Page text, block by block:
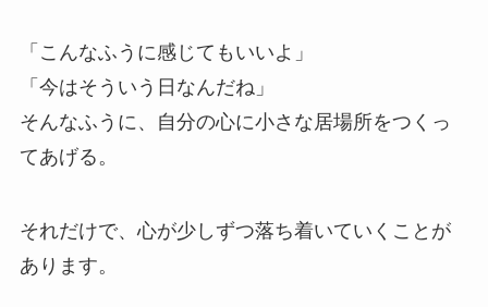
「こんなふうに感じてもいいよ」
「今はそういう日なんだね」
そんなふうに、自分の心に小さな居場所をつくっ
てあげる。
それだけで、心が少しずつ落ち着いていくことが
あります。